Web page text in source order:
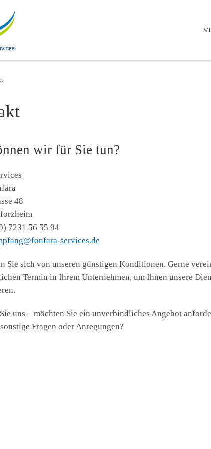
wir für Sie tun?
48
7231 56 55 94
services.de
Sie sich von unseren günstigen Konditionen. Gerne
Termin in Ihrem Unternehmen, um Ihnen unsere
uns – möchten Sie ein unverbindliches Angebot
Fragen oder Anregungen?